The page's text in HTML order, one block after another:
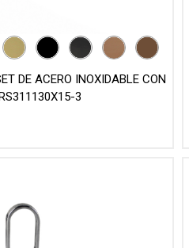
DE ACERO INOXIDABLE CON
3